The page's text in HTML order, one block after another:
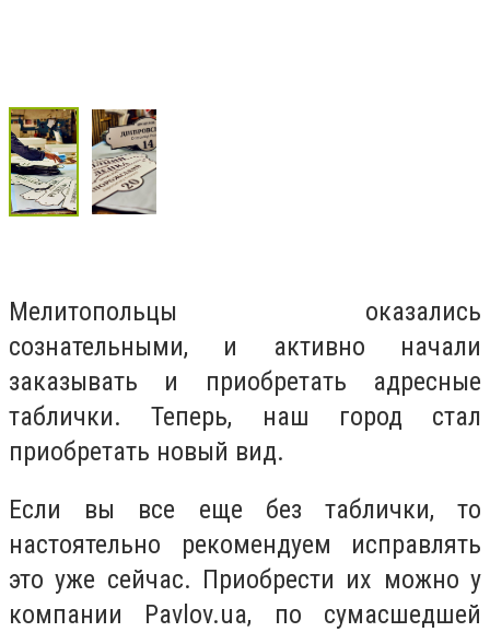
Мелитопольцы оказались
сознательными, и активно начали
заказывать и приобретать адресные
таблички. Теперь, наш город стал
приобретать новый вид.
Если вы все еще без таблички, то
настоятельно рекомендуем исправлять
это уже сейчас. Приобрести их можно у
компании Pavlov.ua, по сумасшедшей